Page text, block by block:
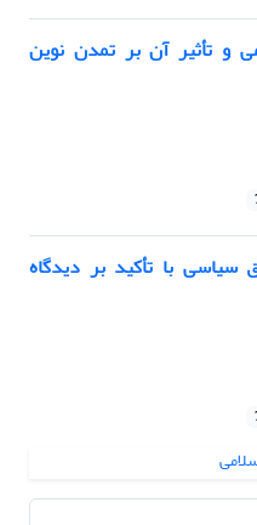
و تأثیر آن بر تمدن نوین
با تأکید بر دیدگاه